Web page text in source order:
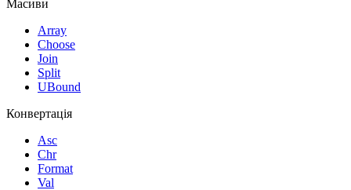
Масиви
Array
Choose
Join
Split
UBound
Конвертація
Asc
Chr
Format
Val